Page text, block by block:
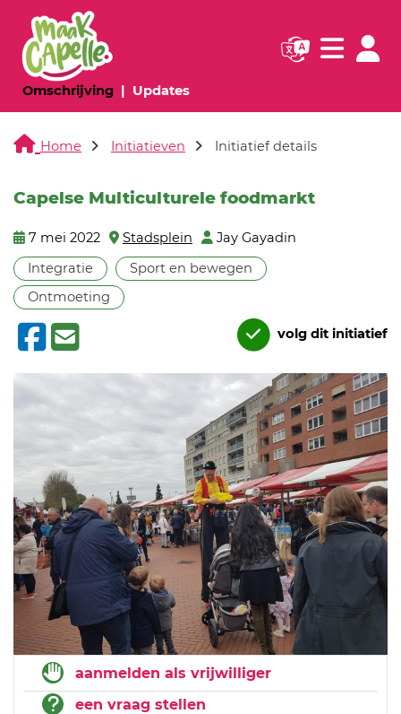
Omschrijving(huidige pagina)
Updates(huidige pagina)
Navigatie
Home Initiatieven Initiatief details
Capelse Multiculturele foodmarkt
7 mei 2022 Stadsplein
Jay Gayadin
Integratie
Sport en bewegen
Ontmoeting
volg dit initiatief
aanmelden als vrijwilliger
een vraag stellen